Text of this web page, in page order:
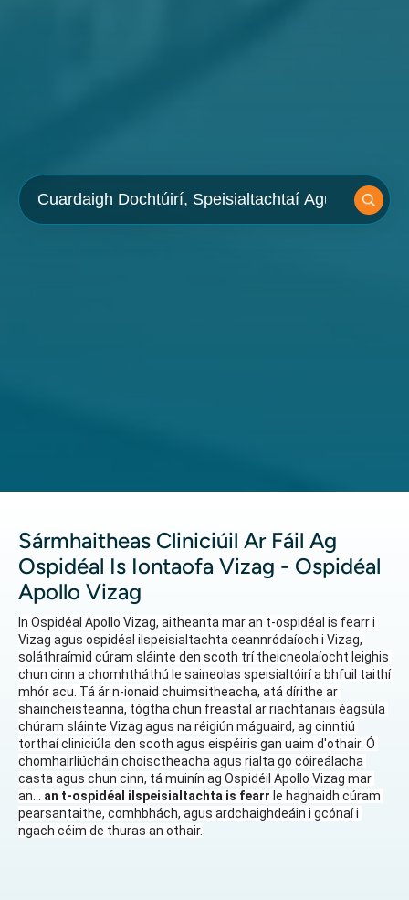
Sármhaitheas Cliniciúil Ar Fáil Ag
Ospidéal Is Iontaofa Vizag - Ospidéal
Apollo Vizag
In Ospidéal Apollo Vizag, aitheanta mar an t-ospidéal is fearr i
Vizag agus ospidéal ilspeisialtachta ceannródaíoch i Vizag,
soláthraímid cúram sláinte den scoth trí theicneolaíocht leighis
chun cinn a chomhtháthú le saineolas speisialtóirí a bhfuil taithí
mhór acu. Tá ár n-ionaid chuimsitheacha, atá dírithe ar
shaincheisteanna, tógtha chun freastal ar riachtanais éagsúla
chúram sláinte Vizag agus na réigiún máguaird, ag cinntiú
torthaí cliniciúla den scoth agus eispéiris gan uaim d'othair. Ó
chomhairliúcháin choisctheacha agus rialta go cóireálacha
casta agus chun cinn, tá muinín ag Ospidéil Apollo Vizag mar
an... an t-ospidéal ilspeisialtachta is fearr le haghaidh cúram
pearsantaithe, comhbhách, agus ardchaighdeáin i gcónaí i
ngach céim de thuras an othair.